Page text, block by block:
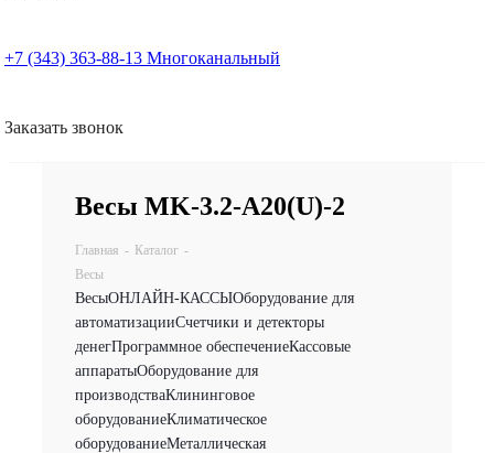
+7 (343) 363-88-13 Многоканальный
Заказать звонок
Весы MK-3.2-A20(U)-2
Главная - Каталог -
Весы
ВесыОНЛАЙН-КАССЫОборудование для
автоматизацииСчетчики и детекторы
денегПрограммное обеспечениеКассовые
аппаратыОборудование для
производстваКлининговое
оборудованиеКлиматическое
оборудованиеМеталлическая